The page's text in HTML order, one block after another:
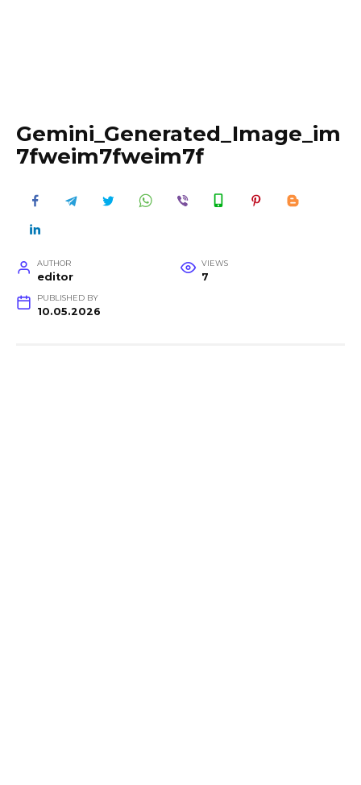
Gemini_Generated_Image_im
7fweim7fweim7f
AUTHOR
editor
VIEWS
7
PUBLISHED BY
10.05.2026